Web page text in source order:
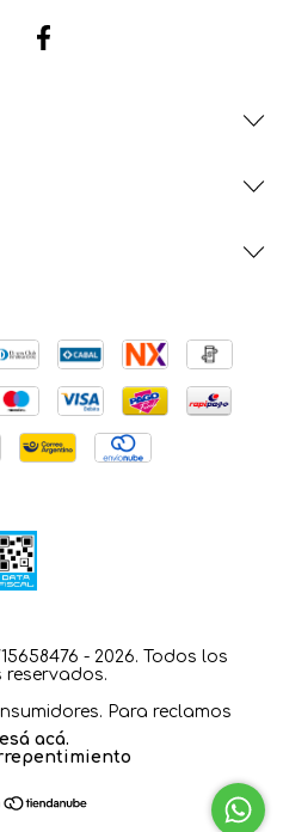
- 2026. Todos los
reservados.
Para reclamos
acá.